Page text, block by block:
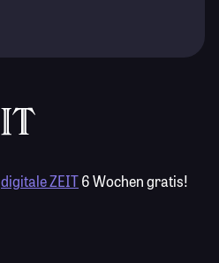
digitale ZEIT6 Wochen gratis!